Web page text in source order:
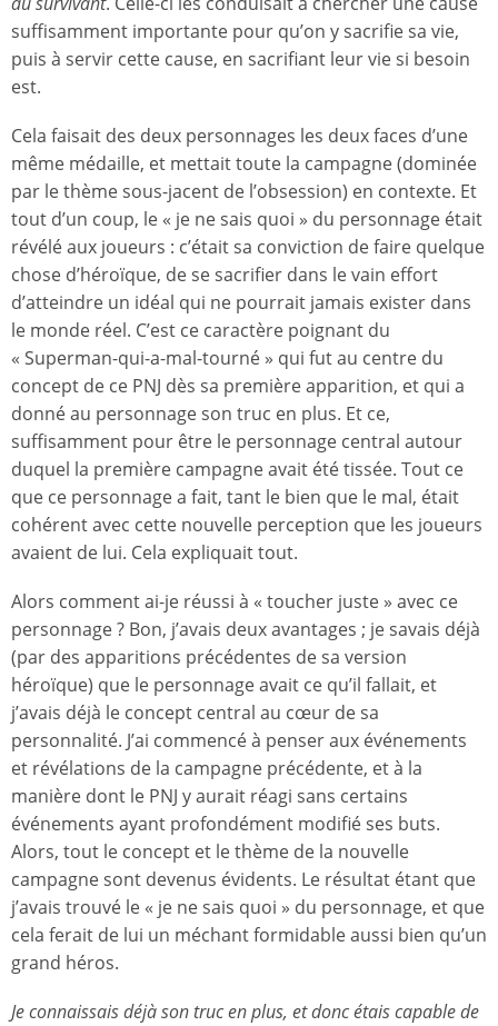
suffisamment importante pour qu’on y sacrifie sa vie,
puis à servir cette cause, en sacrifiant leur vie si besoin
est.
Cela faisait des deux personnages les deux faces d’une
même médaille, et mettait toute la campagne (dominée
par le thème sous-jacent de l’obsession) en contexte. Et
tout d’un coup, le « je ne sais quoi » du personnage était
révélé aux joueurs : c’était sa conviction de faire quelque
chose d’héroïque, de se sacrifier dans le vain effort
d’atteindre un idéal qui ne pourrait jamais exister dans
le monde réel. C’est ce caractère poignant du
« Superman-qui-a-mal-tourné » qui fut au centre du
concept de ce PNJ dès sa première apparition, et qui a
donné au personnage son truc en plus. Et ce,
suffisamment pour être le personnage central autour
duquel la première campagne avait été tissée. Tout ce
que ce personnage a fait, tant le bien que le mal, était
cohérent avec cette nouvelle perception que les joueurs
avaient de lui. Cela expliquait tout.
Alors comment ai-je réussi à « toucher juste » avec ce
personnage ? Bon, j’avais deux avantages ; je savais déjà
(par des apparitions précédentes de sa version
héroïque) que le personnage avait ce qu’il fallait, et
j’avais déjà le concept central au cœur de sa
personnalité. J’ai commencé à penser aux événements
et révélations de la campagne précédente, et à la
manière dont le PNJ y aurait réagi sans certains
événements ayant profondément modifié ses buts.
Alors, tout le concept et le thème de la nouvelle
campagne sont devenus évidents. Le résultat étant que
j’avais trouvé le « je ne sais quoi » du personnage, et que
cela ferait de lui un méchant formidable aussi bien qu’un
grand héros.
Je connaissais déjà son truc en plus, et donc étais capable de